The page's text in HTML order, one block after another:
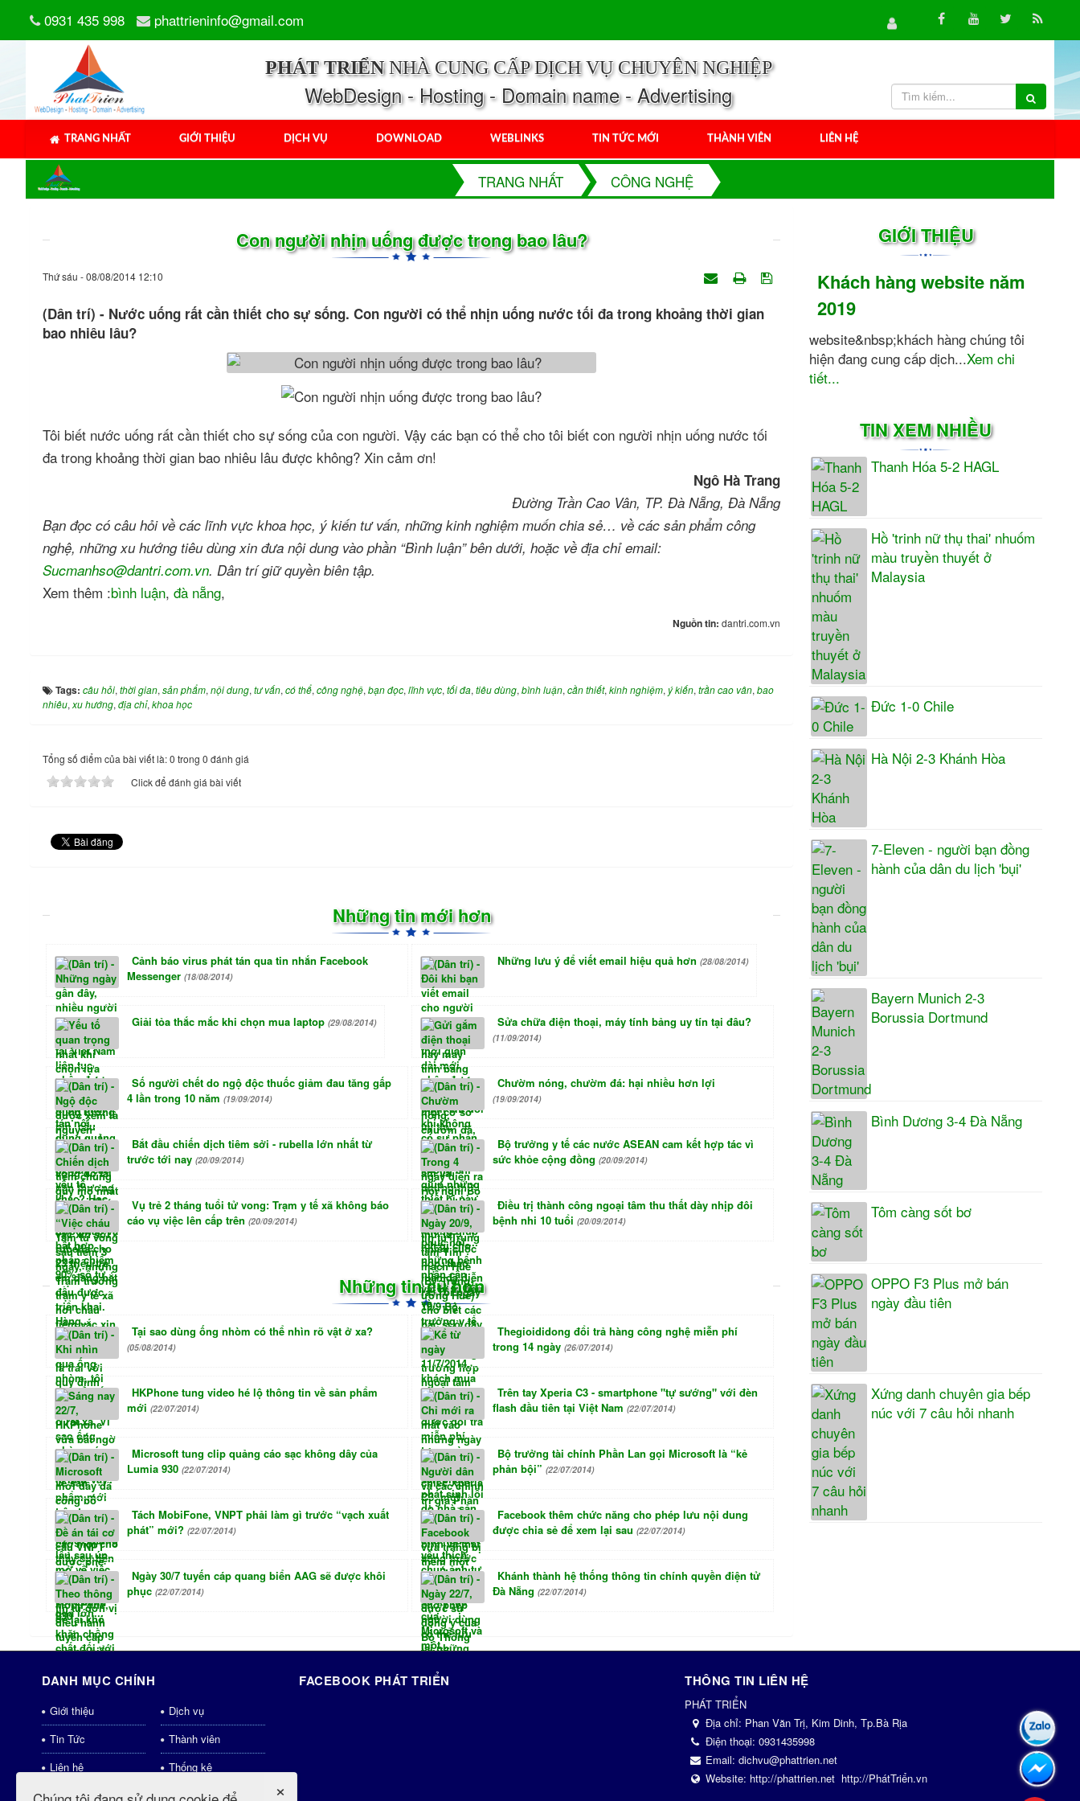
0931 435 998 phattrieninfo@gmail.com
PHÁT TRIỂNNHÀ CUNG CẤP DỊCH VỤ CHUYÊN NGHIỆP
WebDesign - Hosting - Domain name - Advertising
TRANG NHẤT GIỚI THIỆU DỊCH VỤ DOWNLOAD WEBLINKS TIN TỨC MỚI THÀNH VIÊN LIÊN HỆ
TRANG NHẤT CÔNG NGHỆ
Con người nhịn uống được trong bao lâu?
Thứ sáu - 08/08/2014 12:10
(Dân trí) - Nước uống rất cần thiết cho sự sống. Con người có thể nhịn uống nước tối đa trong khoảng thời gian
bao nhiêu lâu?
Tôi biết nước uống rất cần thiết cho sự sống của con người. Vậy các bạn có thể cho tôi biết con người nhịn uống nước tối
đa trong khoảng thời gian bao nhiêu lâu được không? Xin cảm ơn!
Ngô Hà Trang
Đường Trần Cao Vân, TP. Đà Nẵng, Đà Nẵng
Bạn đọc có câu hỏi về các lĩnh vực khoa học, ý kiến tư vấn, những kinh nghiệm muốn chia sẻ… về các sản phẩm công
nghệ, những xu hướng tiêu dùng xin đưa nội dung vào phần “Bình luận” bên dưới, hoặc về địa chỉ email:
Sucmanhso@dantri.com.vn. Dân trí giữ quyền biên tập.
Xem thêm :bình luận, đà nẵng,
Nguồn tin: dantri.com.vn
Tags: câu hỏi, thời gian, sản phẩm, nội dung, tư vấn, có thể, công nghệ, bạn đọc, lĩnh vực, tối đa, tiêu dùng, bình luận, cần thiết, kinh nghiệm, ý kiến, trần cao vân, bao
nhiêu, xu hướng, địa chỉ, khoa học
Tổng số điểm của bài viết là: 0 trong 0 đánh giá
Click để đánh giá bài viết
Những tin mới hơn
Cảnh báo virus phát tán qua tin nhắn Facebook
Messenger (18/08/2014)
Những lưu ý để viết email hiệu quả hơn (28/08/2014)
Giải tỏa thắc mắc khi chọn mua laptop (29/08/2014) Sửa chữa điện thoại, máy tính bảng uy tín tại đâu?
(11/09/2014)
Số người chết do ngộ độc thuốc giảm đau tăng gấp
4 lần trong 10 năm (19/09/2014)
Chườm nóng, chườm đá: hại nhiều hơn lợi
(19/09/2014)
Bắt đầu chiến dịch tiêm sởi - rubella lớn nhất từ
trước tới nay (20/09/2014)
Bộ trưởng y tế các nước ASEAN cam kết hợp tác vì
sức khỏe cộng đồng (20/09/2014)
Vụ trẻ 2 tháng tuổi tử vong: Trạm y tế xã không báo
cáo vụ việc lên cấp trên (20/09/2014)
Điều trị thành công ngoại tâm thu thất dày nhịp đôi
bệnh nhi 10 tuổi (20/09/2014)
Những tin cũ hơn
Tại sao dùng ống nhòm có thể nhìn rõ vật ở xa?
(05/08/2014)
Thegioididong đổi trả hàng công nghệ miễn phí
trong 14 ngày (26/07/2014)
HKPhone tung video hé lộ thông tin về sản phẩm
mới (22/07/2014)
Trên tay Xperia C3 - smartphone "tự sướng" với đèn
flash đầu tiên tại Việt Nam (22/07/2014)
Microsoft tung clip quảng cáo sạc không dây của
Lumia 930 (22/07/2014)
Bộ trưởng tài chính Phần Lan gọi Microsoft là “kẻ
phản bội” (22/07/2014)
Tách MobiFone, VNPT phải làm gì trước “vạch xuất
phát” mới? (22/07/2014)
Facebook thêm chức năng cho phép lưu nội dung
được chia sẻ để xem lại sau (22/07/2014)
Ngày 30/7 tuyến cáp quang biển AAG sẽ được khôi
phục (22/07/2014)
Khánh thành hệ thống thông tin chính quyền điện tử
Đà Nẵng (22/07/2014)
GIỚI THIỆU
Khách hàng website năm
2019
website&nbsp;khách hàng chúng tôi
hiện đang cung cấp dịch...Xem chi
tiết...
TIN XEM NHIỀU
Thanh Hóa 5-2 HAGL
Hồ 'trinh nữ thụ thai' nhuốm
màu truyền thuyết ở
Malaysia
Đức 1-0 Chile
Hà Nội 2-3 Khánh Hòa
7-Eleven - người bạn đồng
hành của dân du lịch 'bụi'
Bayern Munich 2-3
Borussia Dortmund
Bình Dương 3-4 Đà Nẵng
Tôm càng sốt bơ
OPPO F3 Plus mở bán
ngày đầu tiên
Xứng danh chuyên gia bếp
núc với 7 câu hỏi nhanh
DANH MỤC CHÍNH
Giới thiệu
Dịch vụ
Tin Tức
Thành viên
Liên hệ
Thống kê
Download
Shops
FACEBOOK PHÁT TRIỂN THÔNG TIN LIÊN HỆ
PHÁT TRIỂN
Địa chỉ: Phan Văn Trị, Kim Dinh, Tp.Bà Rịa
Điện thoại: 0931435998
Email: dichvu@phattrien.net
Website: http://phattrien.net http://PhátTriển.vn
×